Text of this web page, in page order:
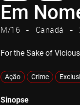
Em
M/16 Canadá
For the Sake of Vicious
Ação Crime
Sinopse